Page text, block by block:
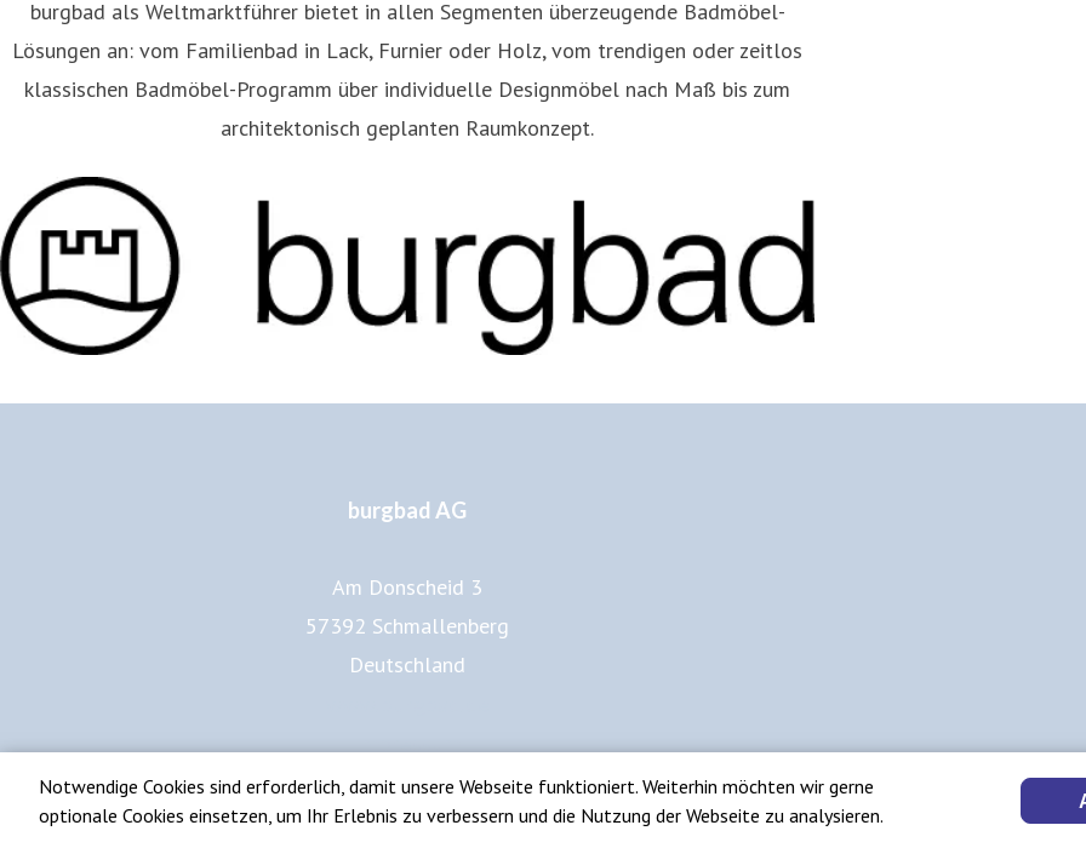
Notwendige Cookies sind erforderlich, damit unsere Webseite funktioniert. Weiterhin möchten wir gerne
optionale Cookies einsetzen, um Ihr Erlebnis zu verbessern und die Nutzung der Webseite zu analysieren.
burgbad als Weltmarktführer bietet in allen Segmenten überzeugende Badmöbel-
Lösungen an: vom Familienbad in Lack, Furnier oder Holz, vom trendigen oder zeitlos
klassischen Badmöbel-Programm über individuelle Designmöbel nach Maß bis zum
architektonisch geplanten Raumkonzept.
burgbad AG
Am Donscheid 3
57392 Schmallenberg
Deutschland
Datenschutz